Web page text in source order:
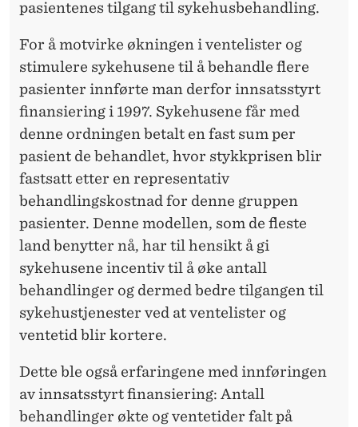
pasientenes tilgang til sykehusbehandling.
For å motvirke økningen i ventelister og
stimulere sykehusene til å behandle flere
pasienter innførte man derfor innsatsstyrt
finansiering i 1997. Sykehusene får med
denne ordningen betalt en fast sum per
pasient de behandlet, hvor stykkprisen blir
fastsatt etter en representativ
behandlingskostnad for denne gruppen
pasienter. Denne modellen, som de fleste
land benytter nå, har til hensikt å gi
sykehusene incentiv til å øke antall
behandlinger og dermed bedre tilgangen til
sykehustjenester ved at ventelister og
ventetid blir kortere.
Dette ble også erfaringene med innføringen
av innsatsstyrt finansiering: Antall
behandlinger økte og ventetider falt på